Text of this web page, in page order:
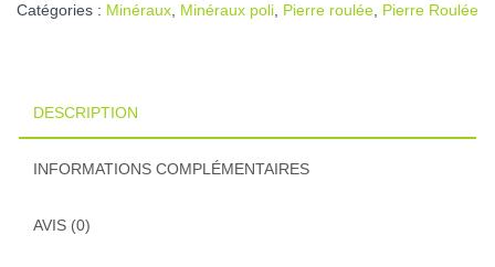
Catégories : Minéraux, Minéraux poli, Pierre roulée, Pierre Roulée
DESCRIPTION
INFORMATIONS COMPLÉMENTAIRES
AVIS (0)